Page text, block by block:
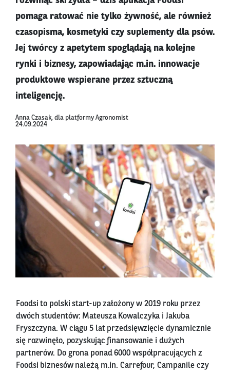
pomaga ratować nie tylko żywność, ale również
czasopisma, kosmetyki czy suplementy dla psów.
Jej twórcy z apetytem spoglądają na kolejne
rynki i biznesy, zapowiadając m.in. innowacje
produktowe wspierane przez sztuczną
inteligencję.
Anna Czasak, dla platformy Agronomist
24.09.2024
Foodsi to polski start-up założony w 2019 roku przez
dwóch studentów: Mateusza Kowalczyka i Jakuba
Fryszczyna. W ciągu 5 lat przedsięwzięcie dynamicznie
się rozwinęło, pozyskując finansowanie i dużych
partnerów. Do grona ponad 6000 współpracujących z
Foodsi biznesów należą m.in. Carrefour, Campanile czy